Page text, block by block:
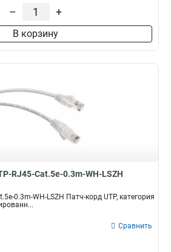
– +
В корзину
RJ45-Cat.5e-0.3m-WH-LSZH
0.3m-WH-LSZH Патч-корд UTP, категория
Сравнить